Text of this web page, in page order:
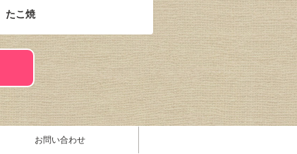
たこ焼
お問い合わせ